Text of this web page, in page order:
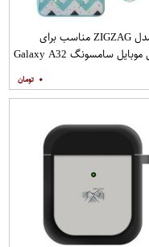
کاور مدل ZIGZAG مناسب برای
گوشی موبایل سامسونگ Galaxy A32
۰